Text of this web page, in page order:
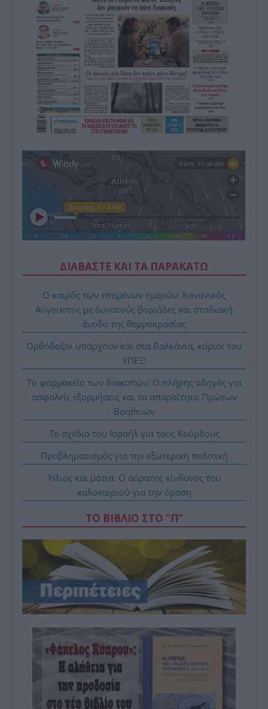
ΔΙΑΒΑΣΤΕ ΚΑΙ ΤΑ ΠΑΡΑΚΑΤΩ
Ο καιρός των επομένων ημερών: Κανονικός
Αύγουστος με δυνατούς βοριάδες και σταδιακή
άνοδο της θερμοκρασίας
Ορθόδοξοι υπάρχουν και στα Βαλκάνια, κύριοι του
ΥΠΕΞ!
Το φαρμακείο των διακοπών: Ο πλήρης οδηγός για
ασφαλείς εξορμήσεις και τα απαραίτητα Πρώτων
Βοηθειών
Το σχέδιο του Ισραήλ για τους Κούρδους
Προβληματισμός για την εξωτερική πολιτική
Ήλιος και μάτια: Ο αόρατος κίνδυνος του
καλοκαιριού για την όραση
ΤΟ ΒΙΒΛΙΟ ΣΤΟ “Π”